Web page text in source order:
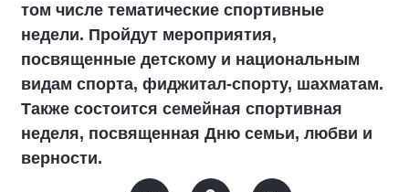
том числе тематические спортивные
недели. Пройдут мероприятия,
посвященные детскому и национальным
видам спорта, фиджитал-спорту, шахматам.
Также состоится семейная спортивная
неделя, посвященная Дню семьи, любви и
верности.